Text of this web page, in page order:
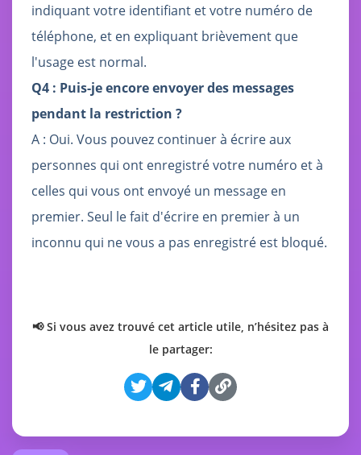
indiquant votre identifiant et votre numéro de
téléphone, et en expliquant brièvement que
l'usage est normal.
Q4 : Puis-je encore envoyer des messages
pendant la restriction ?
A : Oui. Vous pouvez continuer à écrire aux
personnes qui ont enregistré votre numéro et à
celles qui vous ont envoyé un message en
premier. Seul le fait d'écrire en premier à un
inconnu qui ne vous a pas enregistré est bloqué.
📢 Si vous avez trouvé cet article utile, n’hésitez pas à
le partager: